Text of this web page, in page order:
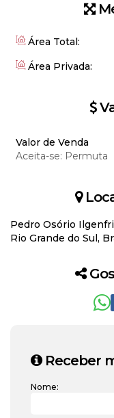
Área Total:
Área Privada:
Valor de Venda
Aceita-se: Permuta
Pedro Osório
Rio Grande do Sul,
Receber
Nome: